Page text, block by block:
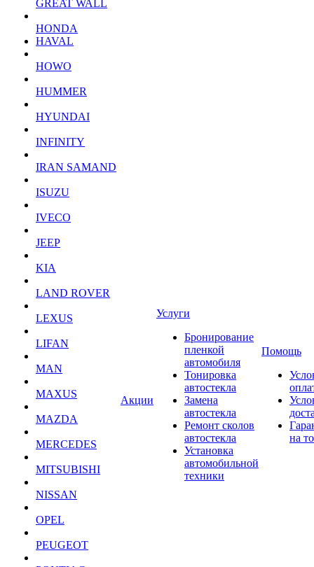
GREAT WALL
HONDA
HAVAL
HOWO
HUMMER
HYUNDAI
INFINITY
IRAN SAMAND
ISUZU
IVECO
JEEP
KIA
LAND ROVER
LEXUS
LIFAN
MAN
MAXUS
MAZDA
MERCEDES
MITSUBISHI
NISSAN
OPEL
PEUGEOT
Акции
Услуги
Бронирование
пленкой
автомобиля
Тонировка
автостекла
Замена
автостекла
Ремонт сколов
автостекла
Установка
автомобильной
техники
Помощь
на